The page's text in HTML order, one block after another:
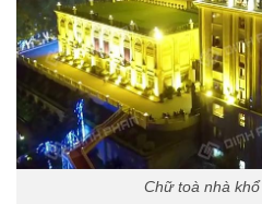
Chữ toà nhà